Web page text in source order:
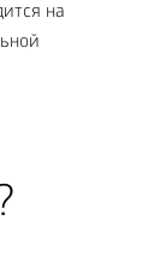
на